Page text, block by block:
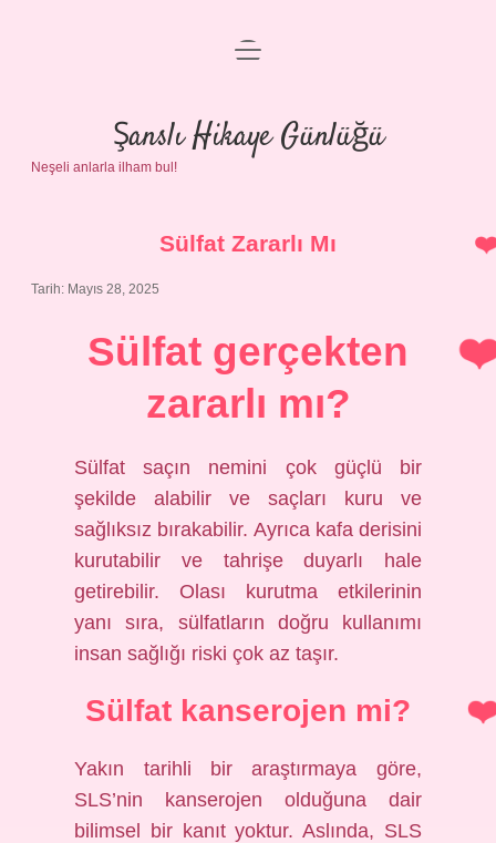
Anasayfa
Gizlilik Politikası
menüyü
Şanslı Hikaye Günlüğü
Neşeli anlarla ilham bul!
Sülfat Zararlı Mı
Tarih: Mayıs 28, 2025
Sülfat gerçekten
zararlı mı?
Sülfat saçın nemini çok güçlü bir
şekilde alabilir ve saçları kuru ve
sağlıksız bırakabilir. Ayrıca kafa derisini
kurutabilir ve tahrişe duyarlı hale
getirebilir. Olası kurutma etkilerinin
yanı sıra, sülfatların doğru kullanımı
insan sağlığı riski çok az taşır.
Sülfat kanserojen mi?
Yakın tarihli bir araştırmaya göre,
SLS’nin kanserojen olduğuna dair
bilimsel bir kanıt yoktur. Aslında, SLS